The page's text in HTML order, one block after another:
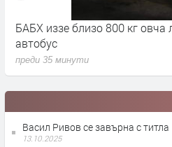
БАБХ иззе близо 800 кг овча
автобус
преди 35 минути
Васил Ривов се завърна с титла
13.10.2025